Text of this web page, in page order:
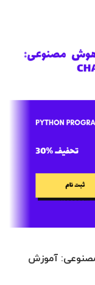
آموزش